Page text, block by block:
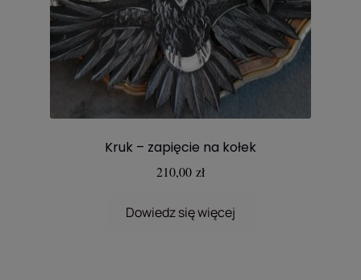
Kruk – zapięcie na kołek
210,00 zł
Dowiedz się więcej